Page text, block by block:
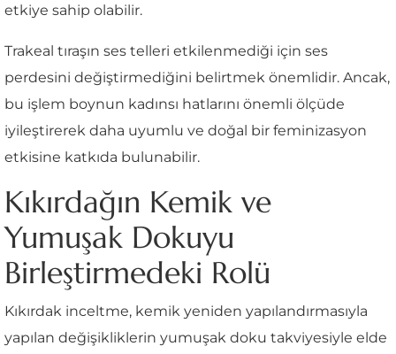
etkiye sahip olabilir.
Trakeal tıraşın ses telleri etkilenmediği için ses
perdesini değiştirmediğini belirtmek önemlidir. Ancak,
bu işlem boynun kadınsı hatlarını önemli ölçüde
iyileştirerek daha uyumlu ve doğal bir feminizasyon
etkisine katkıda bulunabilir.
Kıkırdağın Kemik ve
Yumuşak Dokuyu
Birleştirmedeki Rolü
Kıkırdak inceltme, kemik yeniden yapılandırmasıyla
yapılan değişikliklerin yumuşak doku takviyesiyle elde